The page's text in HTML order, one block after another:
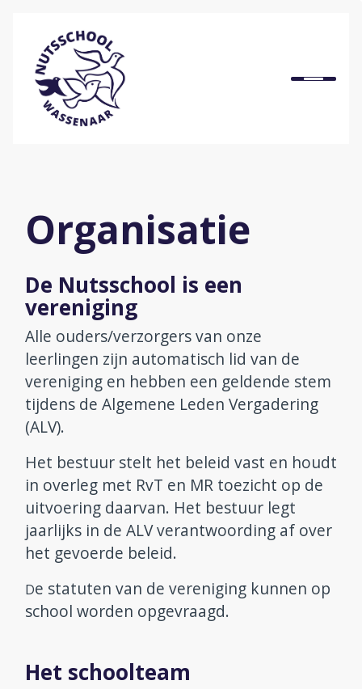
Home
Ons onderwijs
Praktische informatie
Onze organisatie
Bij ons werken
Aanmelden en contact
Reünie 75 jaar
Organisatie
De Nutsschool is een
vereniging
Alle ouders/verzorgers van onze
leerlingen zijn automatisch lid van de
vereniging en hebben een geldende stem
tijdens de Algemene Leden Vergadering
(ALV).
Het bestuur stelt het beleid vast en houdt
in overleg met RvT en MR toezicht op de
uitvoering daarvan. Het bestuur legt
jaarlijks in de ALV verantwoording af over
het gevoerde beleid.
De statuten van de vereniging kunnen op
school worden opgevraagd.
Het schoolteam